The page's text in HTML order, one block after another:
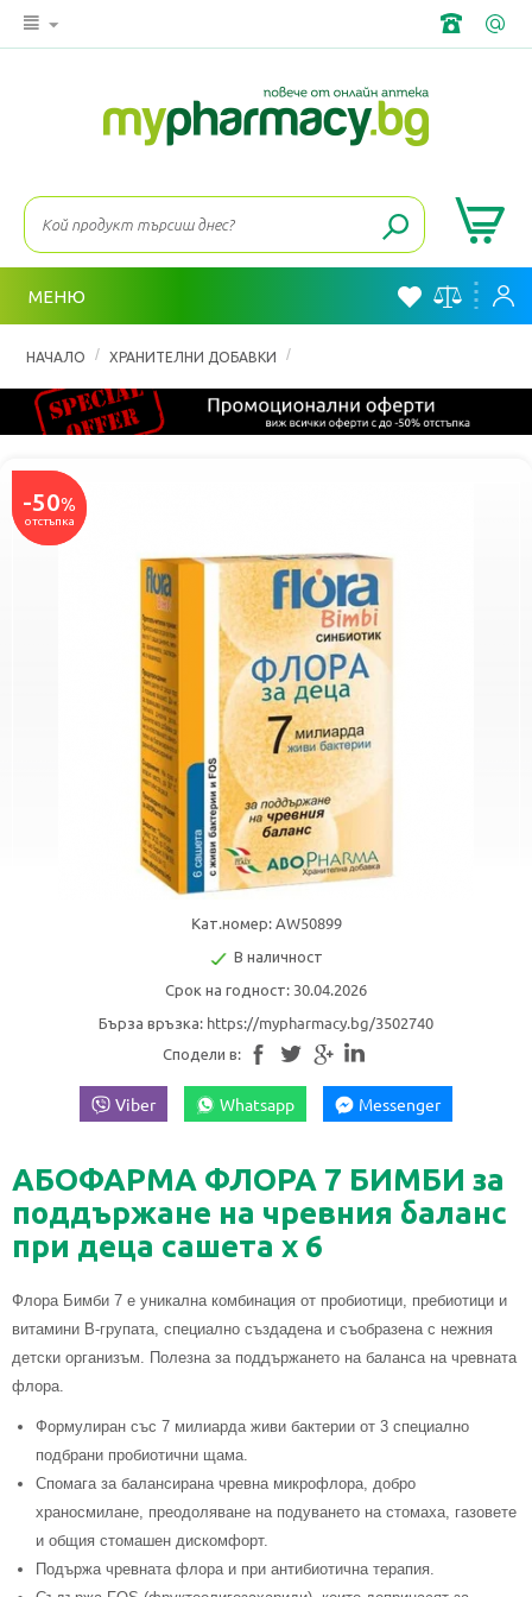
МЕНЮ
НАЧАЛО / ХРАНИТЕЛНИ ДОБАВКИ /
-50%
отстъпка
-50%
отстъпка
Kат.номер: AW50899
В наличност
Срок на годност: 30.04.2026
Бърза връзка: https://mypharmacy.bg/3502740
Сподели в:
Viber Whatsapp Messenger
АБОФАРМА ФЛОРА 7 БИМБИ за
поддържане на чревния баланс
при деца сашета x 6
Флора Бимби 7 е уникална комбинация от пробиотици, пребиотици и
витамини В-групата, специално създадена и съобразена с нежния
детски организъм. Полезна за поддържането на баланса на чревната
флора.
Формулиран със 7 милиарда живи бактерии от 3 специално
подбрани пробиотични щама.
Спомага за балансирана чревна микрофлора, добро
храносмилане, преодоляване на подуването на стомаха, газовете
и общия стомашен дискомфорт.
Подържа чревната флора и при антибиотична терапия.